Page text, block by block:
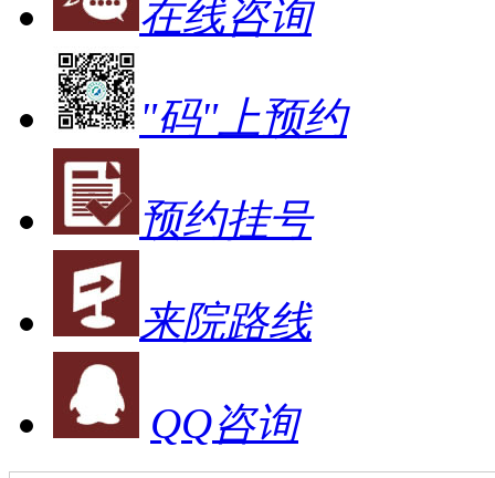
在线咨询
"码"上预约
预约挂号
来院路线
QQ咨询